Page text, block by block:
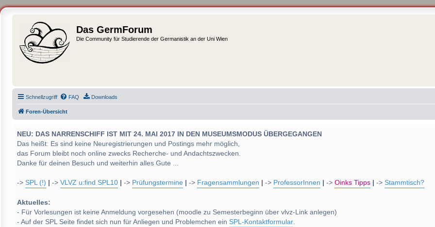
Das GermForum
Die Community für Studierende der Germanistik an der Uni Wien
Schnellzugriff FAQ Downloads
Foren-Übersicht
NEU: DAS NARRENSCHIFF IST MIT 24. MAI 2017 IN DEN MUSEUMSMODUS ÜBERGEGANGEN
Das heißt: Es sind keine Neuregistrierungen und Postings mehr möglich,
das Forum bleibt noch online zwecks Recherche- und Andachtszwecken.
Danke für deinen Besuch und weiterhin alles Gute ...
-> SPL (!) -> VLVZ u:find SPL10 -> Prüfungstermine -> Fragensammlungen -> ProfessorInnen -> Oinks Tipps -> Stammtisch?
Aktuelles:
- Für Vorlesungen ist keine Anmeldung vorgesehen (moodle zu Semesterbeginn über vlvz-Link anlegen)
- Auf der SPL Seite findet sich nun für Anliegen und Problemchen ein SPL-Kontaktformular.